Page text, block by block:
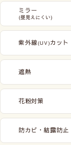
ミラー
(昼見えにくい)
紫外線(UV)カット
遮熱
花粉対策
防カビ・結露防止